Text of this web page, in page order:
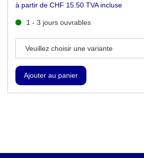
à partir de CHF 15.50 TVA incluse
1 - 3 jours ouvrables